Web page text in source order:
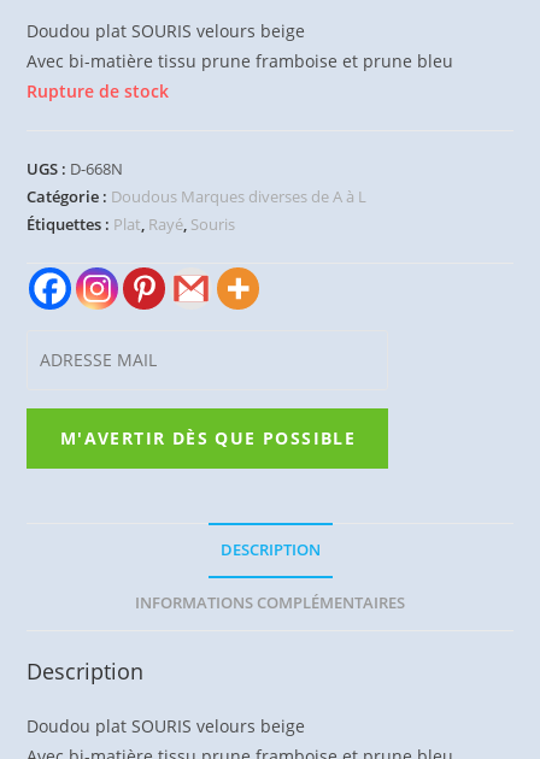
Doudou plat SOURIS velours beige
Avec bi-matière tissu prune framboise et prune bleu
Rupture de stock
UGS : D-668N
Catégorie : Doudous Marques diverses de A à L
Étiquettes : Plat, Rayé, Souris
DESCRIPTION
INFORMATIONS COMPLÉMENTAIRES
Description
Doudou plat SOURIS velours beige